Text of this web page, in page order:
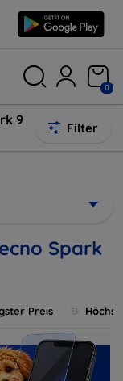
0
9
Filter
Spark
Preis